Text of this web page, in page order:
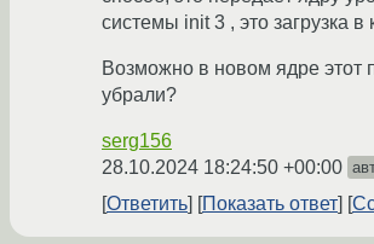
системы init 3 , это загрузка в
Возможно в новом ядре этот
убрали?
serg156
28.10.2024 18:24:50 +00:00
Ответить Показать ответ